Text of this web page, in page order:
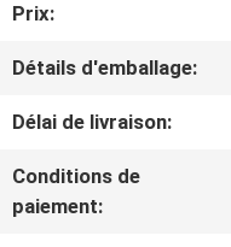
CONTRÔLE
DE
LA
QUALITÉ
Prix:
Détails d'emballage:
Délai de livraison:
Conditions de
paiement: